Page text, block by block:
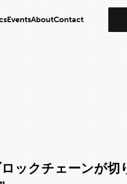
EventsAboutContact
ックチェーンが切